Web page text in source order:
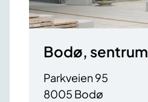
Bodø, sentrum
Parkveien 95
8005 Bodø